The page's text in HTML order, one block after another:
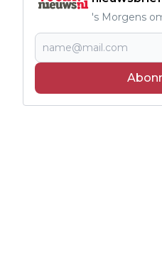
's Morgens